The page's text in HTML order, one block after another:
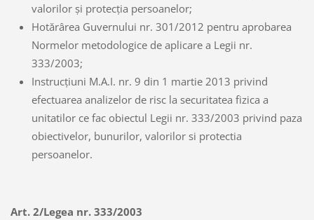
valorilor şi protecţia persoanelor;
Hotărârea Guvernului nr. 301/2012 pentru aprobarea
Normelor metodologice de aplicare a Legii nr.
333/2003;
Instrucțiuni M.A.I. nr. 9 din 1 martie 2013 privind
efectuarea analizelor de risc la securitatea fizica a
unitatilor ce fac obiectul Legii nr. 333/2003 privind paza
obiectivelor, bunurilor, valorilor si protectia
persoanelor.
Art. 2/Legea nr. 333/2003